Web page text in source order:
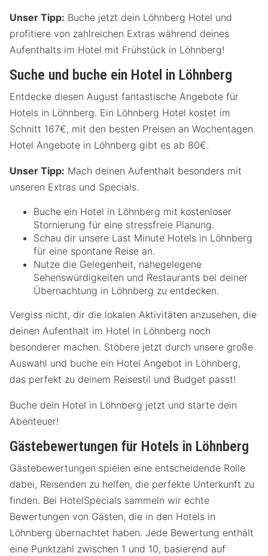
Unser Tipp: Buche jetzt dein Löhnberg Hotel und
profitiere von zahlreichen Extras während deines
Aufenthalts im Hotel mit Frühstück in Löhnberg!
Suche und buche ein Hotel in Löhnberg
Entdecke diesen August fantastische Angebote für
Hotels in Löhnberg. Ein Löhnberg Hotel kostet im
Schnitt 167€, mit den besten Preisen an Wochentagen.
Hotel Angebote in Löhnberg gibt es ab 80€.
Unser Tipp: Mach deinen Aufenthalt besonders mit
unseren Extras und Specials.
Buche ein Hotel in Löhnberg mit kostenloser
Stornierung für eine stressfreie Planung.
Schau dir unsere Last Minute Hotels in Löhnberg
für eine spontane Reise an.
Nutze die Gelegenheit, nahegelegene
Sehenswürdigkeiten und Restaurants bei deiner
Übernachtung in Löhnberg zu entdecken.
Vergiss nicht, dir die lokalen Aktivitäten anzusehen, die
deinen Aufenthalt im Hotel in Löhnberg noch
besonderer machen. Stöbere jetzt durch unsere große
Auswahl und buche ein Hotel Angebot in Löhnberg,
das perfekt zu deinem Reisestil und Budget passt!
Buche dein Hotel in Löhnberg jetzt und starte dein
Abenteuer!
Gästebewertungen für Hotels in Löhnberg
Gästebewertungen spielen eine entscheidende Rolle
dabei, Reisenden zu helfen, die perfekte Unterkunft zu
finden. Bei HotelSpecials sammeln wir echte
Bewertungen von Gästen, die in den Hotels in
Löhnberg übernachtet haben. Jede Bewertung enthält
eine Punktzahl zwischen 1 und 10, basierend auf